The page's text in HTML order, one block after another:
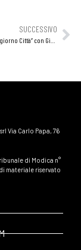
SUCCESSIVO
Via Carlo Papa, 76
di Modica n°
materiale riservato